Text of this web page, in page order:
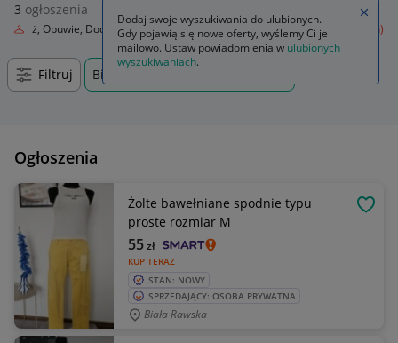
3 ogłoszenia
Odzież, Obuwie, Dodatki Odzież damska Spodnie Casual (na co dzień)
Filtruj Biała Rawska, Łódzkie, +0 km
Ogłoszenia
Żolte bawełniane spodnie typu
proste rozmiar M
KUP TERAZ
55zł
STAN: NOWY
SPRZEDAJĄCY: OSOBA PRYWATNA
Biała Rawska
Dodaj swoje wyszukiwania do ulubionych.
Gdy pojawią się nowe oferty, wyślemy Ci je
mailowo. Ustaw powiadomienia w ulubionych
wyszukiwaniach.